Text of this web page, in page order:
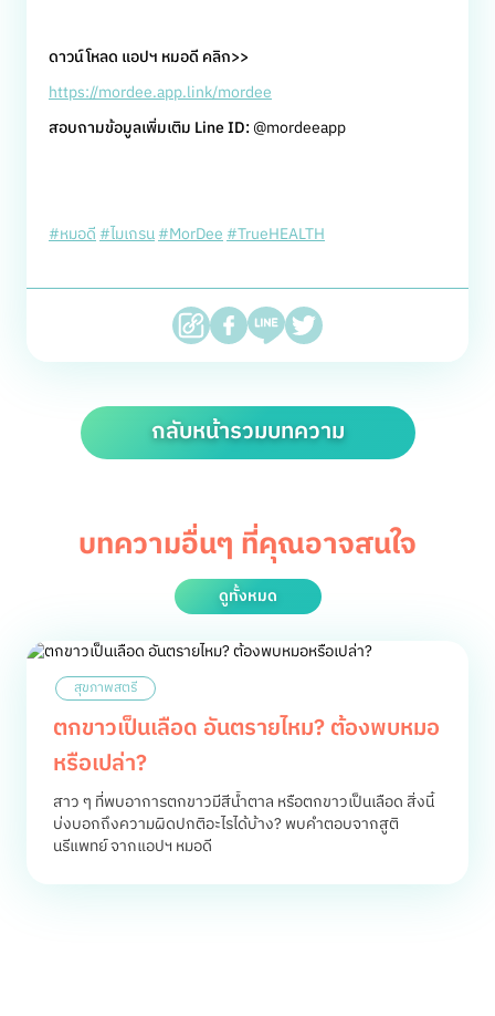
ดาวน์โหลด แอปฯ หมอดี คลิก>>
https://mordee.app.link/mordee
สอบถามข้อมูลเพิ่มเติม Line ID: @mordeeapp
#หมอดี#ไมเกรน#MorDee#TrueHEALTH
กลับหน้ารวมบทความ
บทความอื่นๆ ที่คุณอาจสนใจ
ดูทั้งหมด
สุขภาพสตรี
ตกขาวเป็นเลือด อันตรายไหม? ต้องพบหมอ
หรือเปล่า?
สาว ๆ ที่พบอาการตกขาวมีสีน้ำตาล หรือตกขาวเป็นเลือด สิ่งนี้
บ่งบอกถึงความผิดปกติอะไรได้บ้าง? พบคำตอบจากสูติ
นรีแพทย์ จากแอปฯ หมอดี